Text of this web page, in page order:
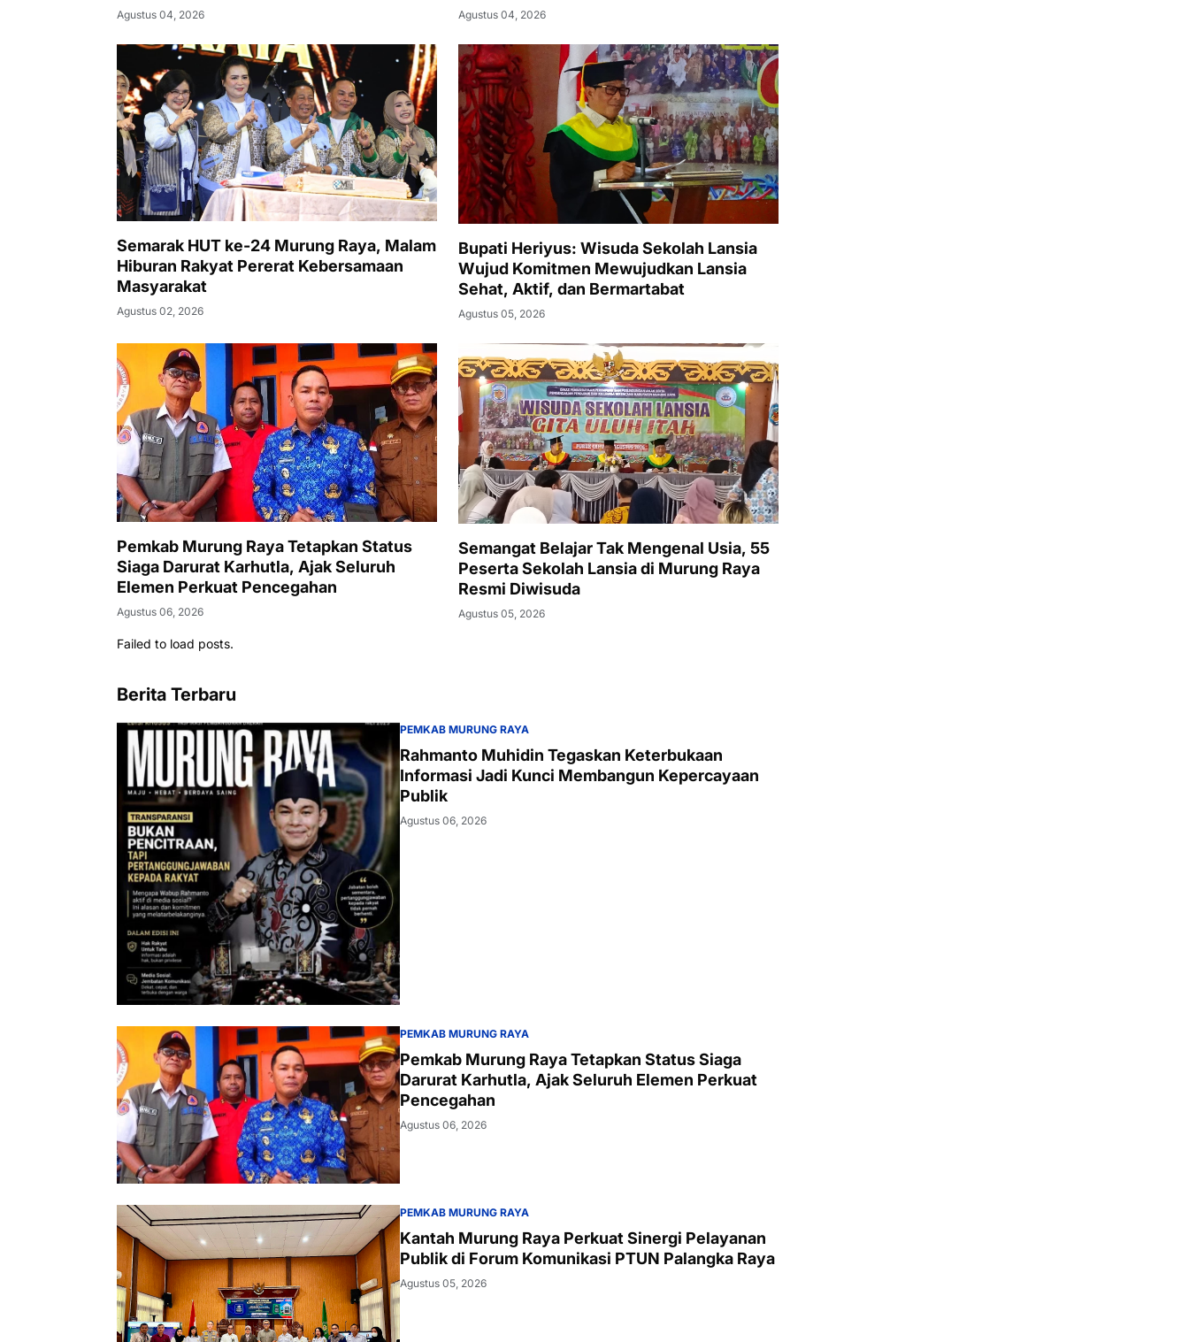
Agustus 04, 2026 Agustus 04, 2026
Semarak HUT ke-24 Murung Raya, Malam
Hiburan Rakyat Pererat Kebersamaan
Masyarakat
Agustus 02, 2026
Bupati Heriyus: Wisuda Sekolah Lansia
Wujud Komitmen Mewujudkan Lansia
Sehat, Aktif, dan Bermartabat
Agustus 05, 2026
Pemkab Murung Raya Tetapkan Status
Siaga Darurat Karhutla, Ajak Seluruh
Elemen Perkuat Pencegahan
Agustus 06, 2026
Semangat Belajar Tak Mengenal Usia, 55
Peserta Sekolah Lansia di Murung Raya
Resmi Diwisuda
Agustus 05, 2026
Failed to load posts.
Berita Terbaru
PEMKAB MURUNG RAYA
Rahmanto Muhidin Tegaskan Keterbukaan
Informasi Jadi Kunci Membangun Kepercayaan
Publik
Agustus 06, 2026
PEMKAB MURUNG RAYA
Pemkab Murung Raya Tetapkan Status Siaga
Darurat Karhutla, Ajak Seluruh Elemen Perkuat
Pencegahan
Agustus 06, 2026
PEMKAB MURUNG RAYA
Kantah Murung Raya Perkuat Sinergi Pelayanan
Publik di Forum Komunikasi PTUN Palangka Raya
Agustus 05, 2026